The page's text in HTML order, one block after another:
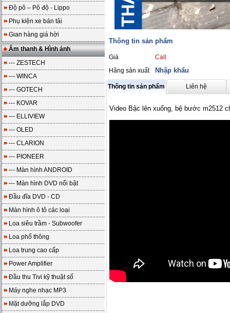
Độ pô – Pô độ - Lippo
Phụ kiện xe bán tải
Gian hàng giá hời
Âm thanh & Hình ảnh
--- ZESTECH
--- WINCA
--- GOTECH
--- KOVAR
--- ELLIVIEW
--- OLED
--- CLARION
--- PIONEER
--- Màn hình ANDROID
--- Màn hình DVD nổi bật
Đầu đĩa DVD - CD
Màn hình ô tô các loại
Loa siêu trầm - Subwoofer
Loa phổ thông
Loa trung cao cấp
Power Amplifier
Đầu thu Tivi kỹ thuật số
Máy nghe nhạc MP3
Mặt dưỡng lắp DVD
Thông tin sản phẩm
Giá
Call
Hãng sản xuất
Nhập khẩu
Thông tin sản phẩm Liên hệ
Video Bậc lên xuống, bệ bước m2512